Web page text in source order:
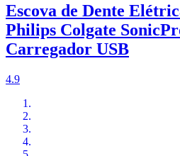
Escova de Dente
Philips Colgate
Carregador USB
4.9